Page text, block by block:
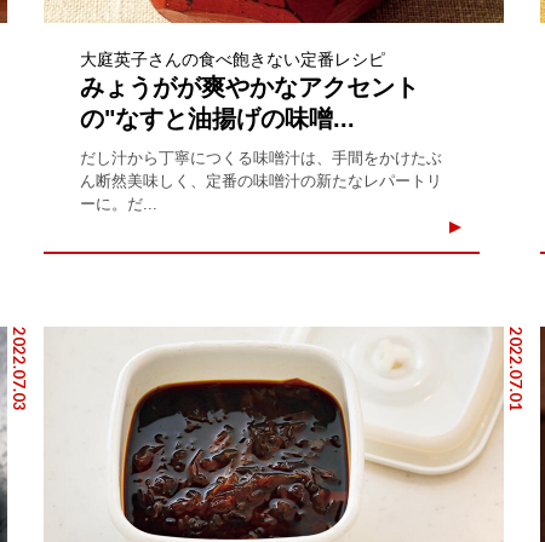
大庭英子さんの食べ飽きない定番レシピ
みょうがが爽やかなアクセント
の"なすと油揚げの味噌...
だし汁から丁寧につくる味噌汁は、手間をかけたぶ
ん断然美味しく、定番の味噌汁の新たなレパートリ
ーに。だ...
2022.07.03 2022.07.01